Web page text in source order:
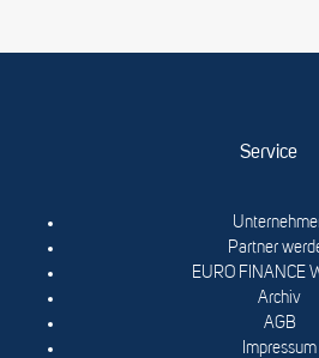
Service
Partner
EURO FINANCE
Archiv
AGB
Impressum